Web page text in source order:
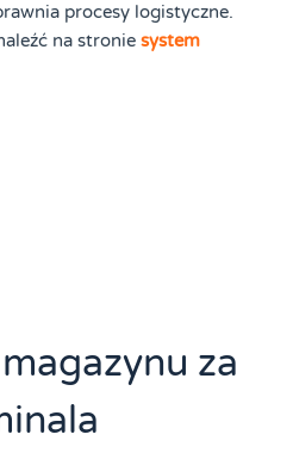
procesy logistyczne.
na stroniesystem
za